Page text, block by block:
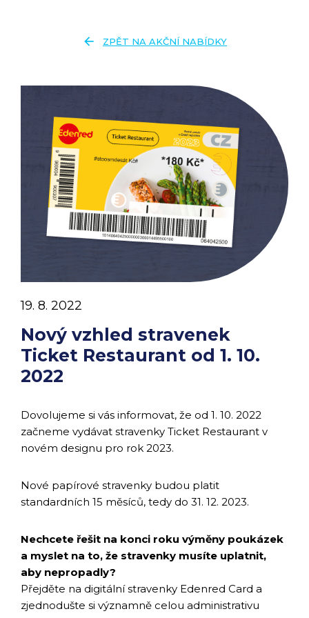
arrow_back ZPĚT NA AKČNÍ NABÍDKY
Nový vzhled stravenek
Ticket Restaurant od 1. 10.
2022
19. 8. 2022
Dovolujeme si vás informovat, že od 1. 10. 2022
začneme vydávat stravenky Ticket Restaurant v
novém designu pro rok 2023.
Nové papírové stravenky budou platit
standardních 15 měsíců, tedy do 31. 12. 2023.
Nechcete řešit na konci roku výměny poukázek
a myslet na to, že stravenky musíte uplatnit,
aby nepropadly?
Přejděte na digitální stravenky Edenred Card a
zjednodušte si významně celou administrativu